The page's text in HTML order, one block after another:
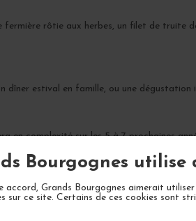
Bourgognes utilise
accord, Grands Bourgognes aimerait
sur ce site. Certains de ces cookies sont
rôtie aux herbes, un filet de truite
dîner estival en famille, ou une
en complexité sur les 5 à 7 prochaines